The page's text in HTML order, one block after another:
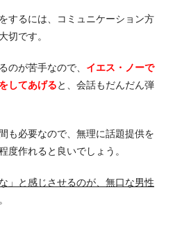
するには、コミュニケーション方
切です。
のが苦手なので、 イエス・ノーで
してあげると、会話もだんだん弾
も必要なので、無理に話題提供を
度作れると良いでしょう。
」と感じさせるのが、無口な男性